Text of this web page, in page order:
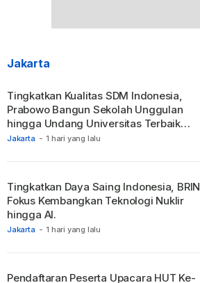
Jakarta
Jakarta - 1 hari yang lalu
Tingkatkan Kualitas SDM Indonesia,
Prabowo Bangun Sekolah Unggulan
hingga Undang Universitas Terbaik
Dunia.
Jakarta - 1 hari yang lalu
Tingkatkan Daya Saing Indonesia, BRIN
Fokus Kembangkan Teknologi Nuklir
hingga AI.
Pendaftaran Peserta Upacara HUT Ke-